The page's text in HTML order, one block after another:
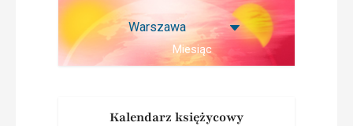
Miesiąc
Kalendarz księżycowy